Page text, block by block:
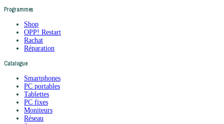
Programmes
Shop
OPP! Restart
Rachat
Réparation
Catalogue
Smartphones
PC portables
Tablettes
PC fixes
Moniteurs
Réseau